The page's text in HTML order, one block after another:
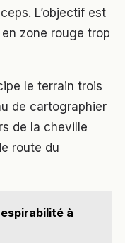
L’objectif est
zone rouge trop
le terrain trois
de cartographier
de la cheville
route du
à